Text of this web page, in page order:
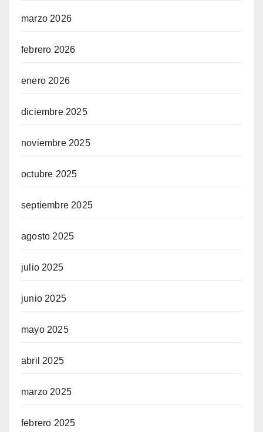
marzo 2026
febrero 2026
enero 2026
diciembre 2025
noviembre 2025
octubre 2025
septiembre 2025
agosto 2025
julio 2025
junio 2025
mayo 2025
abril 2025
marzo 2025
febrero 2025